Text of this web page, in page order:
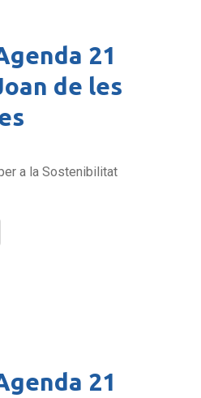
21
de les
a la Sostenibilitat
21